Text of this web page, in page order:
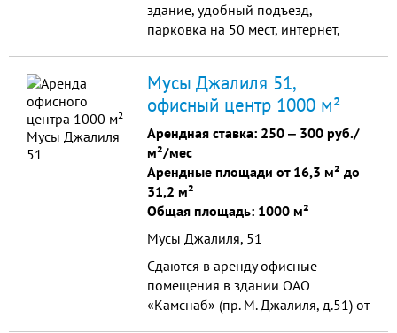
здание, удобный подъезд,
парковка на 50 мест, интернет,
Мусы Джалиля 51,
офисный центр 1000 м²
Арендная ставка: 250 ‒ 300 руб./
м²/мес
Арендные площади от 16,3 м² до
31,2 м²
Общая площадь: 1000 м²
Мусы Джалиля, 51
Сдаются в аренду офисные
помещения в здании ОАО
«Камснаб» (пр. М. Джалиля, д.51) от